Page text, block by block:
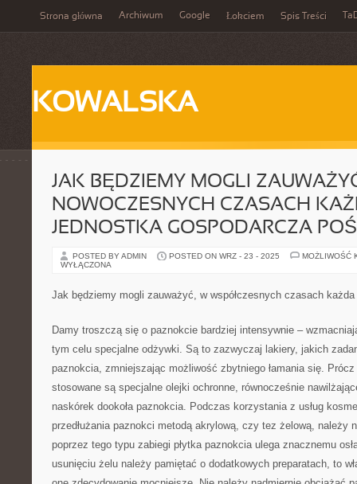
Strona główna Archiwum Google Łokciem Spis Treści
KOWALSKA
JAK BĘDZIEMY MOGLI
NOWOCZESNYCH CZASACH
JEDNOSTKA GOSPODARCZA
POSTED BY ADMIN POSTED ON WRZ - 23 - 2025
MOŻLIWOŚĆ
WYŁĄCZONA
Jak będziemy mogli zauważyć, w współczesnych czasach
Damy troszczą się o paznokcie bardziej intensywnie –
tym celu specjalne odżywki. Są to zazwyczaj lakiery, jakich
paznokcia, zmniejszając możliwość zbytniego łamania się.
stosowane są specjalne olejki ochronne, równocześnie
naskórek dookoła paznokcia. Podczas korzystania z usług
przedłużania paznokci metodą akrylową, czy tez żelową, należy
poprzez tego typu zabiegi płytka paznokcia ulega znacznemu
usunięciu żelu należy pamiętać o dodatkowych preparatach, to